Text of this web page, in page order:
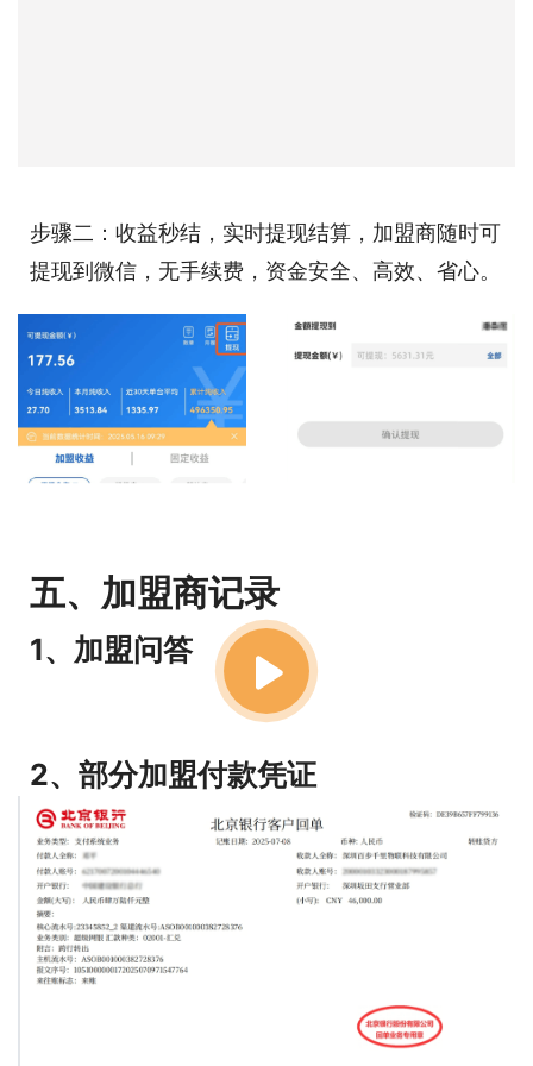
步骤二：收益秒结，实时提现结算，加盟商随时可
提现到微信，无手续费，资金安全、高效、省心。
五、加盟商记录
1、加盟问答
2、部分加盟付款凭证